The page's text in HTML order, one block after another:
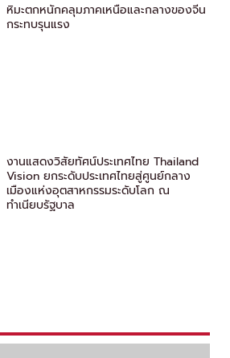
หิมะตกหนักคลุมภาคเหนือและกลางของจีน
กระทบรุนแรง
งานแสดงวิสัยทัศน์ประเทศไทย Thailand
Vision ยกระดับประเทศไทยสู่ศูนย์กลาง
เมืองแห่งอุตสาหกรรมระดับโลก ณ
ทำเนียบรัฐบาล